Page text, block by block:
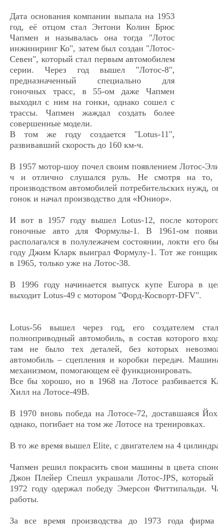
Дата основания компании выпала на 1953
год, её отцом стал Энтони Колин Брюс
Чапмен и называлась она тогда "Лотос
инжиниринг Ко", затем был создан "Лотос-
Севен", который стал первым автомобилем
серии. Через год вышел "Лотос-8",
предназначенный специально для
гоночных трасс, в 55-ом даже Чапмен
выходил с ним на гонки, однако сошел с
трассы. Чапмен жаждал создать более
совершенные модели.
В том же году создается "Lotus-11",
развивавший скорость до 160 км-ч.
В 1957 мотор-шоу почел своим появлением Лотос-
ч и отлично слушался руль. Не смотря на то,
производством автомобилей потребительских нужд,
гонок и начал производство для «Юниор».
И вот в 1957 году вышел Lotus-12, после
гоночные авто для Формулы-1. В 1961-ом
располагался в полулежачем состоянии, локти
году Джим Кларк выиграл Формулу-1. Тот же
в 1965, только уже на Лотос-38.
В 1996 году начинается выпуск купе Europa в
выходит Lotus-49 с мотором "Форд-Косворт-DFV".
Lotus-56 вышел через год, его создателем
полноприводный автомобиль, в состав которого
там не было тех деталей, без которых
автомобиль – сцепления и коробки передач.
механизмом, помогающем её функционировать.
Все бы хорошо, но в 1968 на Лотосе разбивается
Хилл на Лотосе-49В.
В 1970 вновь победа на Лотосе-72, доставшаяся
однако, погибает на том же Лотосе на тренировках.
В то же время вышел Elite, с двигателем на 4
Чапмен решил покрасить свои машины в цвета
Джон Плейер Спешл украшали Лотос-JPS, который
1972 году одержал победу Эмерсон Фиттипальди.
работы.
За все время производства до 1973 года